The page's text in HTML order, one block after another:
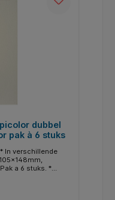
dubbel
pak à 6 stuks
In verschillende
a 6 stuks. *
papier